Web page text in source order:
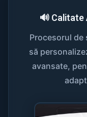
🔊 Calitate
Procesorul de
să
avansate,